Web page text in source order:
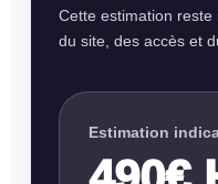
Cette estimation
du site, des accès et
Estimation